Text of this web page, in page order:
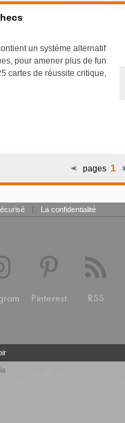
un système alternatif
pour amener plus de fun
cartes de réussite critique,
pages 1
| La confidentialité
Pinterest RSS